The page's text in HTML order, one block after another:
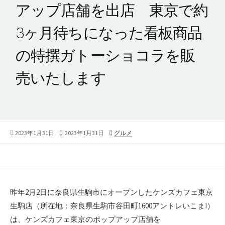
アップ店舗を出店 東京で約
3ヶ月待ちになった看板商品
の特撰ガトーショコラを販
売いたします
公
2023年1月31日
最
2023年1月31日
カ
グルメ
昨年2月2日に奈良県生駒市にオープンしたケンズカフェ東京
生駒店（所在地：奈良県生駒市谷田町1600アントレいこまI）
は、ケンズカフェ東京のポップアップ店舗を